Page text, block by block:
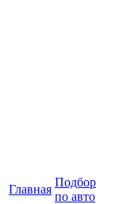
Главная
Подбор
по авто